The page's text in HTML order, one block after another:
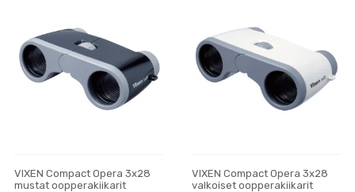
VIXEN Compact Opera 3x28
mustat oopperakiikarit
VIXEN Compact Opera 3x28
valkoiset oopperakiikarit